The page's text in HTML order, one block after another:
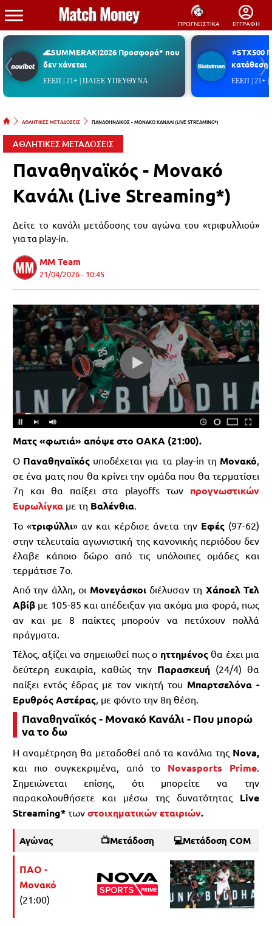
ΠΡΟΓΝΩΣΤΙΚΑ ΕΓΓΡΑΦΗ
🌊SUMMERAKI2026 Προσφορά* που
δεν χάνεται
ΕΕΕΠ | 21+ | ΠΑΙΞΕ ΥΠΕΥΘΥΝΑ
⭐STX500
ΕΕΕΠ | 21+
ΑΘΛΗΤΙΚΕΣ ΜΕΤΑΔΟΣΕΙΣ ΠΑΝΑΘΗΝΑΙΚΟΣ - ΜΟΝΑΚΟ ΚΑΝΑΛΙ (LIVE STREAMING*)
ΑΘΛΗΤΙΚΕΣ ΜΕΤΑΔΟΣΕΙΣ
Παναθηναϊκός - Μονακό
Κανάλι (Live Streaming*)
Δείτε το κανάλι μετάδοσης του αγώνα του «τριφυλλιού»
για τα play-in.
MM Team
21/04/2026 - 10:45
Ματς «φωτιά» απόψε στο ΟΑΚΑ (21:00).
Ο Παναθηναϊκός υποδέχεται για τα play-in τη Μονακό,
σε ένα ματς που θα κρίνει την ομάδα που θα τερματίσει
7η και θα παίξει στα playoffs των προγνωστικών
Ευρωλίγκα με τη Βαλένθια.
Το «τριφύλλι» αν και κέρδισε άνετα την Εφές (97-62)
στην τελευταία αγωνιστική της κανονικής περιόδου δεν
έλαβε κάποιο δώρο από τις υπόλοιπες ομάδες και
τερμάτισε 7ο.
Από την άλλη, οι Μονεγάσκοι διέλυσαν τη Χάποελ Τελ
Αβίβ με 105-85 και απέδειξαν για ακόμα μια φορά, πως
αν και με 8 παίκτες μπορούν να πετύχουν πολλά
πράγματα.
Τέλος, αξίζει να σημειωθεί πως ο ηττημένοςθα έχει μια
δεύτερη ευκαιρία, καθώς την Παρασκευή(24/4) θα
παίξει εντός έδρας με τον νικητή του Μπαρτσελόνα -
Ερυθρός Αστέρας, με φόντο την 8η θέση.
Παναθηναϊκός - Μονακό Κανάλι - Που μπορώ
να το δω
Η αναμέτρηση θα μεταδοθεί από τα κανάλια της Nova,
και πιο συγκεκριμένα, από το Novasports Prime.
Σημειώνεται επίσης, ότι μπορείτε να την
παρακολουθήσετε και μέσω της δυνατότητας Live
Streaming* των στοιχηματικών εταιριών.
Αγώνας 📺Μετάδοση 💻Μετάδοση COM
ΠΑΟ -
Μονακό
(21:00)